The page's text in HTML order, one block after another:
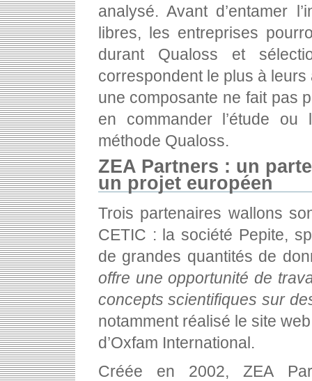
analysé. Avant d’entamer
libres, les entreprises
durant Qualoss et
correspondent le plus à leurs
une composante ne fait pas
en commander l’étude
méthode Qualoss.
ZEA Partners : un
un projet européen
Trois partenaires wallons
CETIC : la société Pepite,
de grandes quantités de
offre une opportunité de
concepts scientifiques sur
notamment réalisé le site web
d’Oxfam International.
Créée en 2002, ZEA